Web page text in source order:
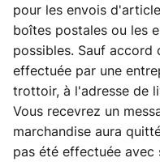
pour les envois
boîtes postales ou les
possibles. Sauf accord
effectuée par une
trottoir, à l'adresse de
Vous recevrez un
marchandise aura
pas été effectuée avec